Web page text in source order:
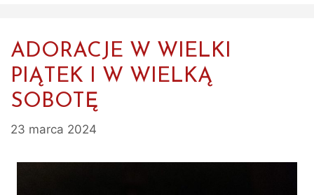
ADORACJE W WIELKI
PIĄTEK I W WIELKĄ
SOBOTĘ
23 marca 2024